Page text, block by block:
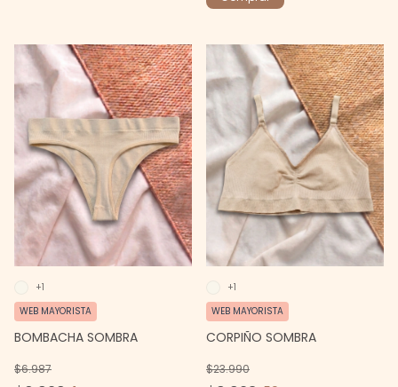
BOMBACHA SOMBRA
$6.987
WEB MAYORISTA
+1
CORPIÑO SOMBRA
$23.990
WEB MAYORISTA
+1